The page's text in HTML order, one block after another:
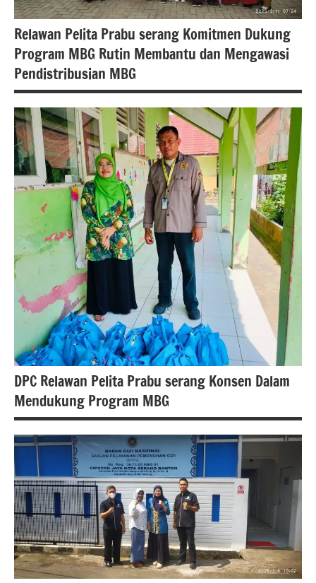
nasional
Uncategorized
Relawan Pelita Prabu serang Komitmen Dukung
Program MBG Rutin Membantu dan Mengawasi
Pendistribusian MBG
berita
banten
Berita
kota
serang
berita
nasional
DPC Relawan Pelita Prabu serang Konsen Dalam
Mendukung Program MBG
berita
banten
berita
internasional
Berita
kecamatan
Cipocok